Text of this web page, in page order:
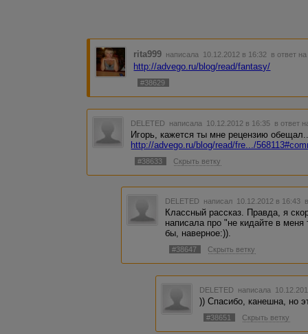
rita999 написала 10.12.2012 в 16:32 в ответ
http://advego.ru/blog/read/fantasy/
#38629
DELETED написала 10.12.2012 в 16:35 в ответ
Игорь, кажется ты мне рецензию
http://advego.ru/blog/read/fre.../
#38633 Скрыть ветку
DELETED написал 10.12.2012 в 16:43
Классный рассказ. Правда, я
написала про "не кидайте в
бы, наверное:)).
#38647 Скрыть ветку
DELETED написала
)) Спасибо, канешна, но
#38651 Скрыть ветку